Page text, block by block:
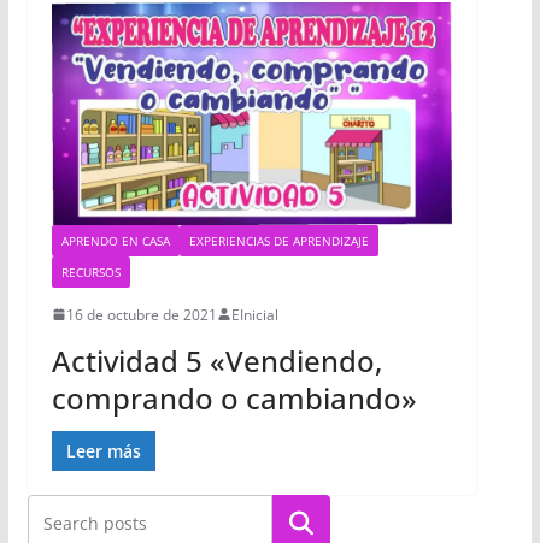
APRENDO EN CASA
EXPERIENCIAS DE APRENDIZAJE
RECURSOS
16 de octubre de 2021 EInicial
Actividad 5 «Vendiendo,
comprando o cambiando»
Leer más
Buscar